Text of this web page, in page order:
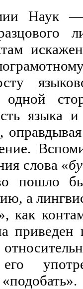
Наук
языка
слова «
пошло
а
как
его